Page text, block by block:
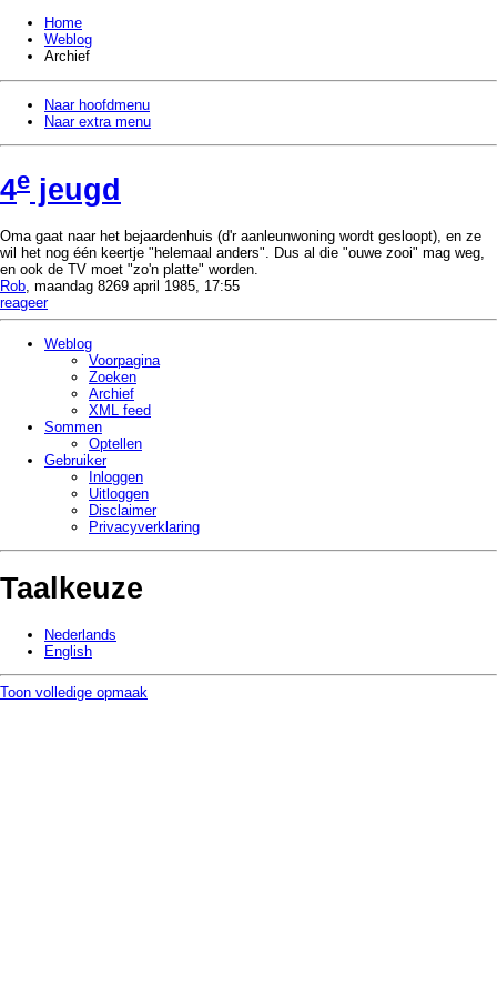
Home
Weblog
Archief
Naar hoofdmenu
Naar extra menu
4e jeugd
Oma gaat naar het bejaardenhuis (d'r aanleunwoning wordt gesloopt), en ze
wil het nog één keertje
helemaal anders . Dus al die ouwe zooi
mag weg,
en ook de TV moet zo'n platte worden.
Rob , maandag 8269 april 1985, 17:55
reageer
Weblog
Voorpagina
Zoeken
Archief
XML feed
Sommen
Optellen
Gebruiker
Inloggen
Uitloggen
Disclaimer
Privacy­verklaring
Taalkeuze
Nederlands
English
Toon volledige opmaak